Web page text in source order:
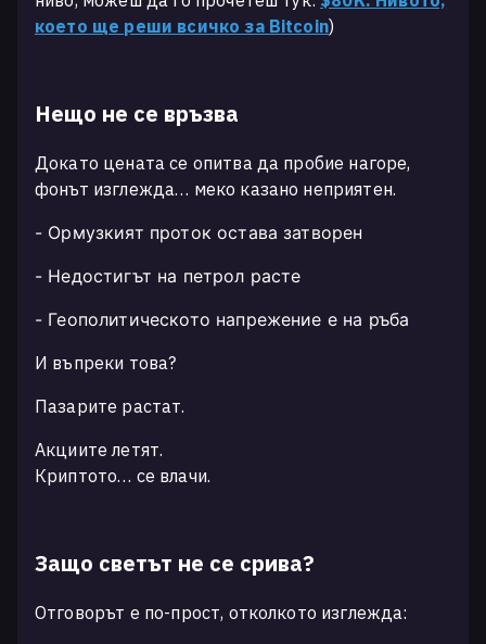
което ще реши всичко за Bitcoin)
Нещо не се връзва
Докато цената се опитва да пробие нагоре,
фонът изглежда… меко казано неприятен.
- Ормузкият проток остава затворен
- Недостигът на петрол расте
- Геополитическото напрежение е на ръба
И въпреки това?
Пазарите растат.
Акциите летят.
Криптото… се влачи.
Защо светът не се срива?
Отговорът е по-прост, отколкото изглежда: